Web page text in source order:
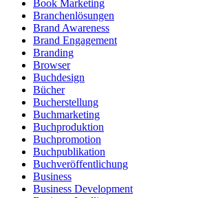
Book Marketing
Branchenlösungen
Brand Awareness
Brand Engagement
Branding
Browser
Buchdesign
Bücher
Bucherstellung
Buchmarketing
Buchproduktion
Buchpromotion
Buchpublikation
Buchveröffentlichung
Business
Business Development